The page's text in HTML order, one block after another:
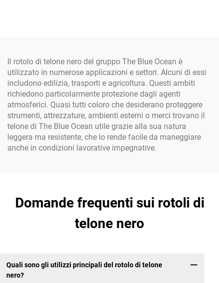
Il rotolo di telone nero del gruppo The Blue Ocean è
utilizzato in numerose applicazioni e settori. Alcuni di essi
includono edilizia, trasporti e agricoltura. Questi ambiti
richiedono particolarmente protezione dagli agenti
atmosferici. Quasi tutti coloro che desiderano proteggere
strumenti, attrezzature, ambienti esterni o merci trovano il
telone di The Blue Ocean utile grazie alla sua natura
leggera ma resistente, che lo rende facile da maneggiare
anche in condizioni lavorative impegnative.
Domande frequenti sui rotoli di
telone nero
Quali sono gli utilizzi principali del rotolo di telone
nero?